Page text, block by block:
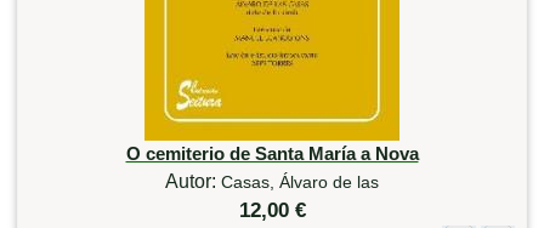
O cemiterio de Santa María a Nova
Autor: Casas, Álvaro de las
12,00 €